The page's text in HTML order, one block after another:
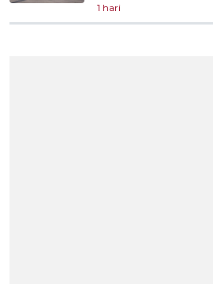
1 hari